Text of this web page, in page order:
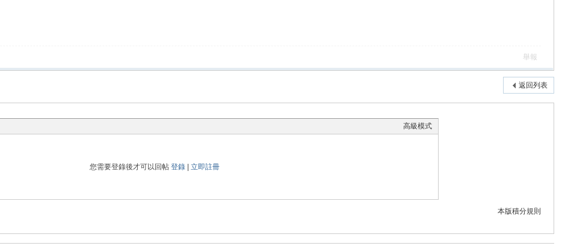
舉報
返回列表
高級模式
您需要登錄後才可以回帖登錄 |立即註冊
本版積分規則